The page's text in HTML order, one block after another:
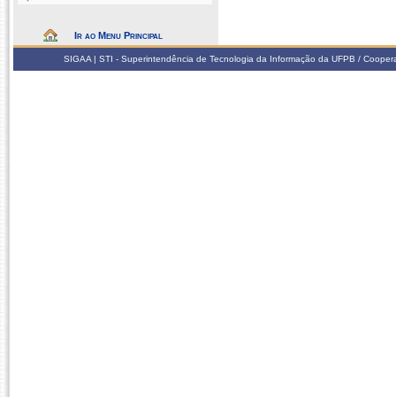
Ir ao Menu Principal
SIGAA | STI - Superintendência de Tecnologia da Informação da UFPB /